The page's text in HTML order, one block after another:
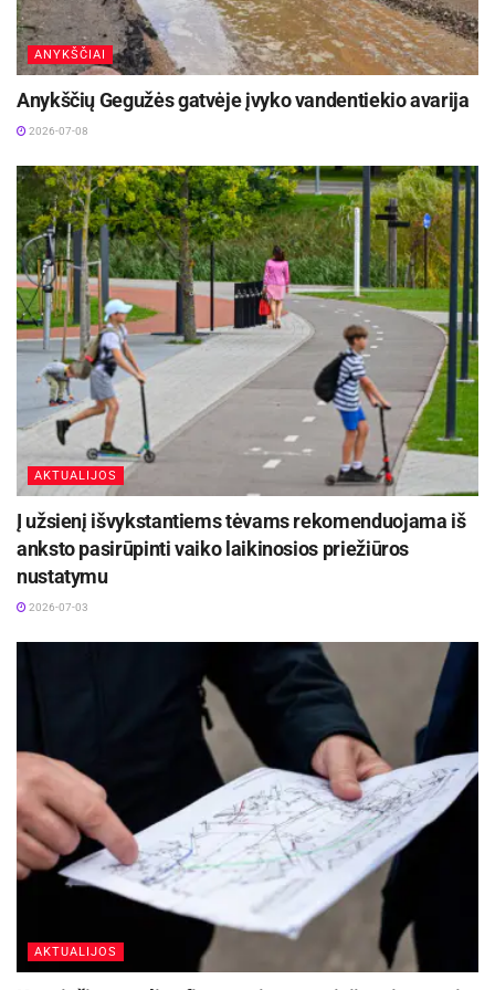
Panevėžio miesto savivaldybės inf.
ANYKŠČIAI
Anykščių Gegužės gatvėje įvyko vandentiekio avarija
2026-07-08
AKTUALIJOS
Į užsienį išvykstantiems tėvams rekomenduojama iš
anksto pasirūpinti vaiko laikinosios priežiūros
nustatymu
2026-07-03
AKTUALIJOS